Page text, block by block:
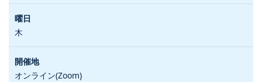
木
オンライン(Zoom)